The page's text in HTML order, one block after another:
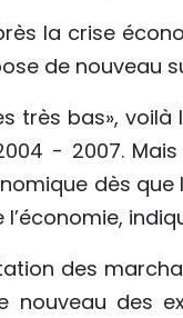
la crise
de nouveau
très bas»,
- 2007.
dès
des
nouveau des